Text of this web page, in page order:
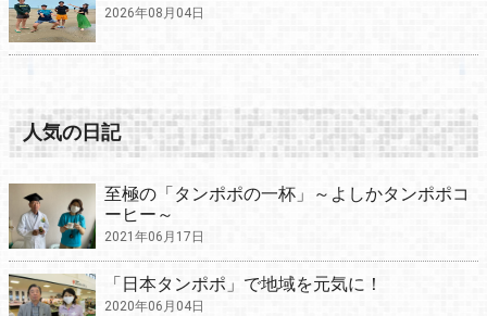
2026年08月04日
人気の日記
至極の「タンポポの一杯」～よしかタンポポコ
ーヒー～
2021年06月17日
「日本タンポポ」で地域を元気に！
2020年06月04日